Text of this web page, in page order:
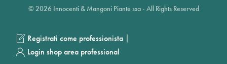
© 2026 Innocenti & Mangoni Piante ssa - All Rights Reserved
Registrati come professionista |
Login shop area professional